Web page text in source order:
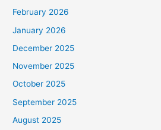
February 2026
January 2026
December 2025
November 2025
October 2025
September 2025
August 2025